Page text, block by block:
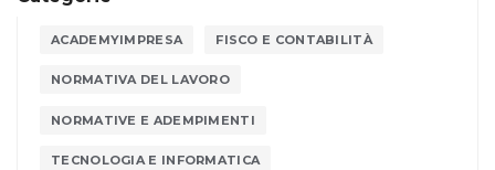
ACADEMYIMPRESA FISCO E CONTABILITÀ
NORMATIVA DEL LAVORO
NORMATIVE E ADEMPIMENTI
TECNOLOGIA E INFORMATICA